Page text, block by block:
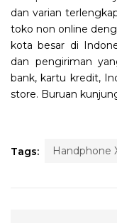
dan varian
toko non online
kota besar di
dan pengiriman
bank, kartu kredit,
store. Buruan
Tags: Handphone